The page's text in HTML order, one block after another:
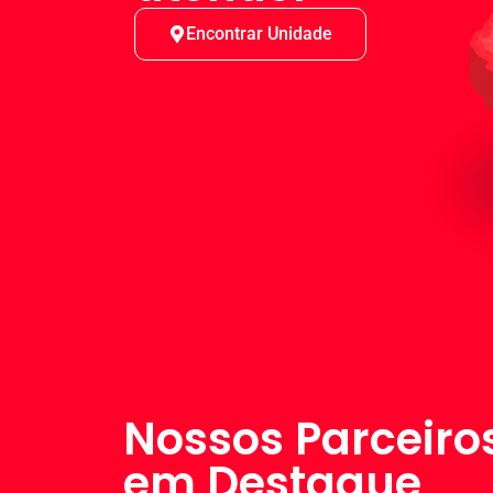
Encontrar Unidade
Nossos